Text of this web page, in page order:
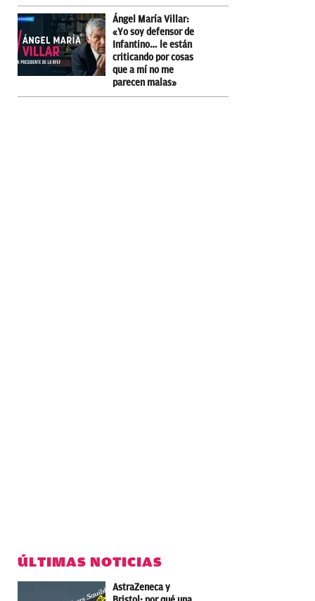
Ángel María Villar:
«Yo soy defensor de
Infantino… le están
criticando por cosas
que a mí no me
parecen malas»
ÚLTIMAS NOTICIAS
AstraZeneca y